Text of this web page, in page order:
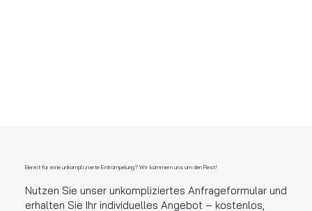
Bereit für eine unkomplizierte Entrümpelung? Wir kümmern uns um den Rest!
Nutzen Sie unser unkompliziertes Anfrageformular und
erhalten Sie Ihr individuelles Angebot – kostenlos,